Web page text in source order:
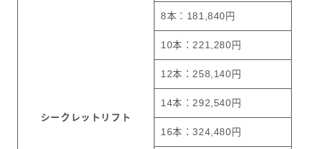
シークレットリフト
8本：181,840円
10本：221,280円
12本：258,140円
14本：292,540円
16本：324,480円